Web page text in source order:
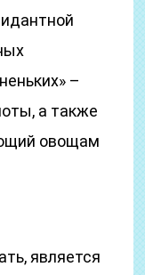
–
а также
овощам
является